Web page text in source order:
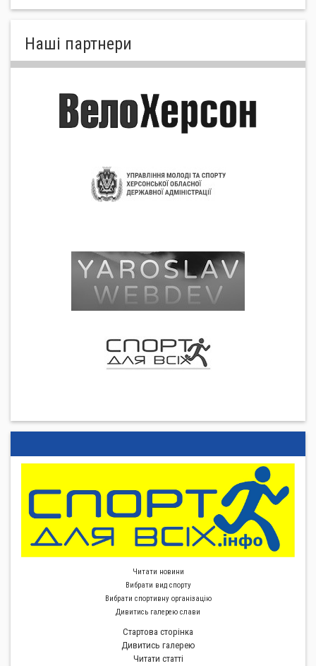
Нашi партнери
Читати новини
Вибрати вид спорту
Вибрати спортивну органiзацiю
Дивитись галерею слави
Стартова сторiнка
Дивитись галерею
Читати статті